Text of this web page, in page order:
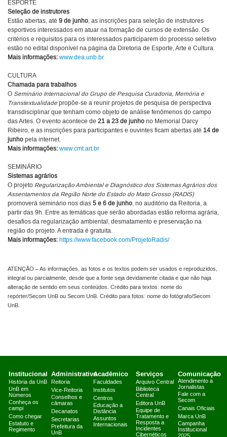
ESPORTE
Seleção de instrutores
Estão abertas, até 9 de junho, as inscrições para seleção de instrutores
esportivos interessados em atuar na formação de cursos de extensão. Os
critérios e requisitos para os interessados participarem do processo seletivo
estão no edital disponível na página da Diretoria de Esporte, Arte e Cultura.
Mais informações: www.dea.unb.br
CULTURA
Chamada para trabalhos
O Seminário Internacional do Grupo de Pesquisa Curadoria, Memória e
Transtextualidade propõe-se a reunir projetos de pesquisa de perspectiva
transdisciplinar que tenham como objeto de análise fenômenos do campo
das Artes. O evento acontece de 21 a 23 de junho no Memorial Darcy
Ribeiro, e as inscrições para participantes e ouvintes ficam abertas até 14 de
junho pela internet.
Mais informações: www.cmt.art.br
SEMINÁRIO
Sistemas agrários
O projeto Regularização Ambiental e Diagnóstico dos Sistemas Agrários dos
Assentamentos da Região Norte do Estado do Mato Grosso (RADIS)
promoverá seminário nos dias 5 e 6 de junho, no auditório da Reitoria, a
partir das 9h. Entre as temáticas que serão abordadas estão reforma agrária,
desafios da regularização ambiental, desmatamento e preservação na
região do projeto. A entrada é gratuita.
Mais informações: https://www.facebook.com/ProjetoRadis/
ATENÇÃO – As informações, as fotos e os textos podem ser usados e reproduzidos,
integral ou parcialmente, desde que a fonte seja devidamente citada e que não haja
alteração de sentido em seus conteúdos. Crédito para textos: nome do
repórter/Secom UnB ou Secom UnB. Crédito para fotos: nome do fotógrafo/Secom
UnB.
Institucional
História da UnB
UnB em
Números
Conheça os
campi
Como chegar
Estatuto e
Regimento
Administrativo
Reitoria
Vice-Reitoria
Conselhos e
câmaras
Decanatos
Secretarias
Prefeitura da
UnB
Acadêmico
Faculdades
Institutos
Centros
Educação a
Distância
Assuntos
Internacionais
Serviços
Arquivo Central
Biblioteca
Central
Editora UnB
Equipe de
Tratamento e
Resposta a
Incidentes
Cibernéticos
Comunicação
Atendimento a
Jornalistas
Fale com a
Secom
Canais Oficiais
Marca UnB
Campanha
Institucional